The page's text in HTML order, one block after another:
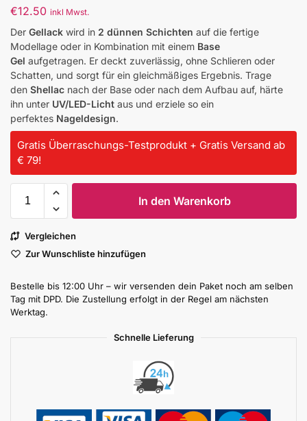
€12.50 inkl Mwst.
Der Gellack wird in 2 dünnen Schichten auf die fertige
Modellage oder in Kombination mit einem Base
Gel aufgetragen. Er deckt zuverlässig, ohne Schlieren oder
Schatten, und sorgt für ein gleichmäßiges Ergebnis. Trage
den Shellac nach der Base oder nach dem Aufbau auf, härte
ihn unter UV/LED-Licht aus und erziele so ein
perfektes Nageldesign.
Gratis Überraschungs-Testprodukt + Gratis Versand ab
€ 79!
In den Warenkorb
Vergleichen
Zur Wunschliste hinzufügen
Bestelle bis 12:00 Uhr – wir versenden dein Paket noch am selben
Tag mit DPD. Die Zustellung erfolgt in der Regel am nächsten
Werktag.
Schnelle Lieferung